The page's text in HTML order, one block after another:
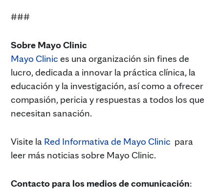
###
Sobre Mayo Clinic
Mayo Clinic es una organización sin fines de
lucro, dedicada a innovar la práctica clínica, la
educación y la investigación, así como a ofrecer
compasión, pericia y respuestas a todos los que
necesitan sanación.
Visite la Red Informativa de Mayo Clinic para
leer más noticias sobre Mayo Clinic.
Contacto para los medios de comunicación: